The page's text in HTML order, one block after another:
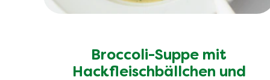
Broccoli-Suppe mit
Hackfleischbällchen und